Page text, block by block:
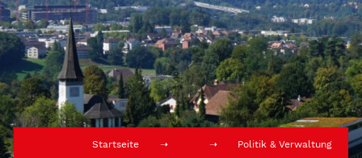
Startseite Politik & Verwaltung